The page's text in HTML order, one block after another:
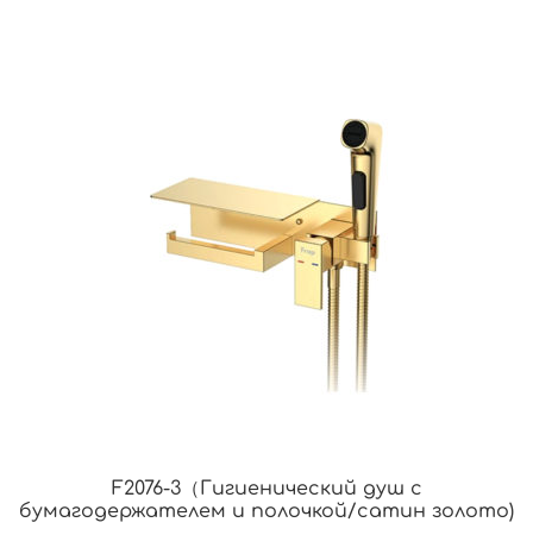
F2076-3（Гигиенический душ с
бумагодержателем и полочкой/сатин золото)